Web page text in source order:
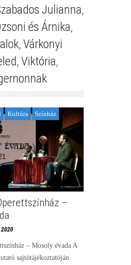
Julianna,
és Árnika,
, Várkonyi
, Viktória,
Kultúra Színház
–
– Mosoly évada A
sajtótájékoztatóján